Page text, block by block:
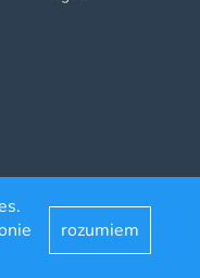
rozumiem